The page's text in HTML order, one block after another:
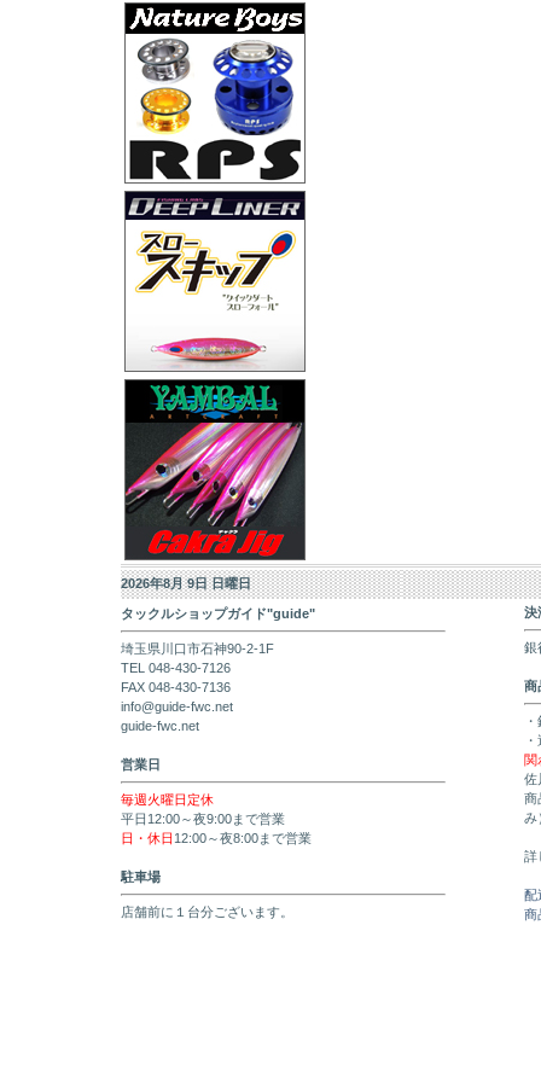
2026年8月 9日 日曜日
タックルショップガイド"guide"
埼玉県川口市石神90-2-1F
TEL 048-430-7126
FAX 048-430-7136
info@guide-fwc.net
guide-fwc.net
営業日
毎週火曜日定休
平日12:00～夜9:00まで営業
日・休日 12:00～夜8:00まで営業
駐車場
店舗前に１台分ございます。
決
銀
商
関
佐
商
み
詳
配
商